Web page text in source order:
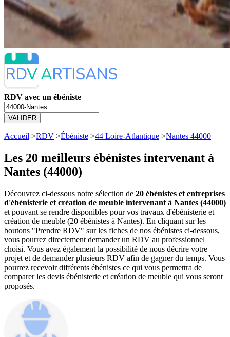
RDV avec un ébéniste
VALIDER
Accueil >RDV >Ébéniste >44 Loire-Atlantique >Nantes 44000
Les 20 meilleurs ébénistes intervenant à
Nantes (44000)
Découvrez ci-dessous notre sélection de 20 ébénistes et entreprises
d'ébénisterie et création de meuble intervenant à Nantes (44000)
et pouvant se rendre disponibles pour vos travaux d'ébénisterie et
création de meuble (20 ébénistes à Nantes). En cliquant sur les
boutons "Prendre RDV" sur les fiches de nos ébénistes ci-dessous,
vous pourrez directement demander un RDV au professionnel
choisi. Vous avez également la possibilité de nous décrire votre
projet et de demander plusieurs RDV afin de gagner du temps. Vous
pourrez recevoir différents ébénistes ce qui vous permettra de
comparer les devis ébénisterie et création de meuble qui vous seront
proposés.